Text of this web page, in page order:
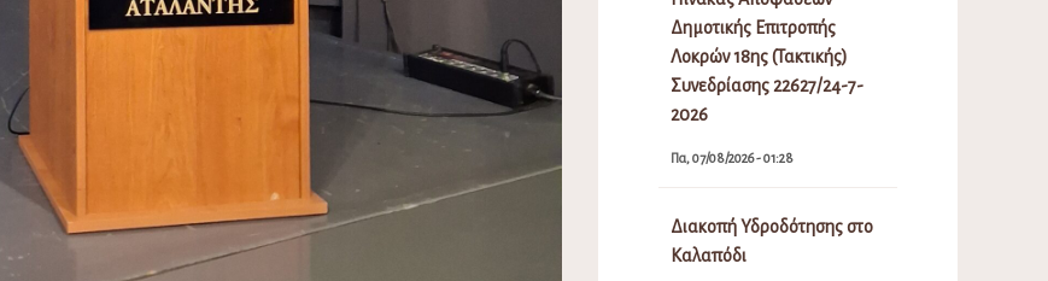
Δημοτικής Επιτροπής
Λοκρών 18ης (Τακτικής)
Συνεδρίασης 22627/24-7-
2026
Πα, 07/08/2026 - 01:28
Διακοπή Υδροδότησης στο
Καλαπόδι